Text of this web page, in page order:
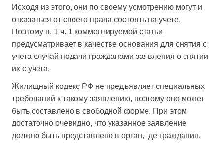
Исходя из этого, они по своему усмотрению могут и
отказаться от своего права состоять на учете.
Поэтому п. 1 ч. 1 комментируемой статьи
предусматривает в качестве основания для снятия с
учета случай подачи гражданами заявления о снятии
их с учета.
Жилищный кодекс РФ не предъявляет специальных
требований к такому заявлению, поэтому оно может
быть составлено в свободной форме. При этом
достаточно очевидно, что указанное заявление
должно быть представлено в орган, где гражданин,